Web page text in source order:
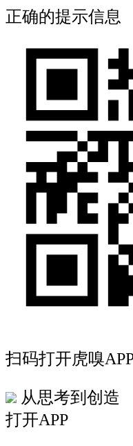
正确的提示信息
扫码打开虎嗅
从思考到创造
打开APP